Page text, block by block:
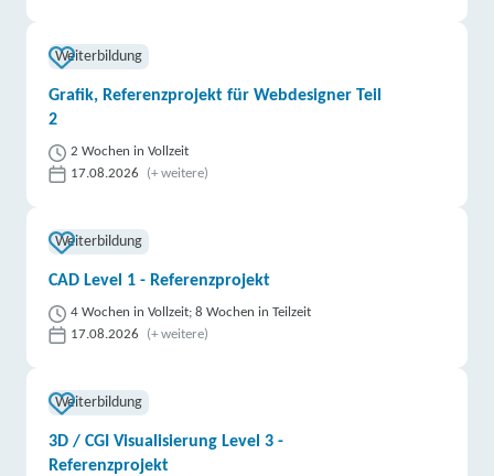
Weiterbildung
Grafik, Referenzprojekt für Webdesigner Teil
2
2 Wochen in Vollzeit
17.08.2026
(+ weitere)
Weiterbildung
CAD Level 1 - Referenzprojekt
4 Wochen in Vollzeit; 8 Wochen in Teilzeit
17.08.2026
(+ weitere)
Weiterbildung
3D / CGI Visualisierung Level 3 -
Referenzprojekt